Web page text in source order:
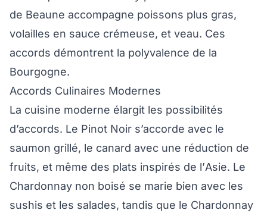
de Beaune accompagne poissons plus gras,
volailles en sauce crémeuse, et veau. Ces
accords démontrent la polyvalence de la
Bourgogne.
Accords Culinaires Modernes
La cuisine moderne élargit les possibilités
d’accords. Le Pinot Noir s’accorde avec le
saumon grillé, le canard avec une réduction de
fruits, et même des plats inspirés de l’Asie. Le
Chardonnay non boisé se marie bien avec les
sushis et les salades, tandis que le Chardonnay